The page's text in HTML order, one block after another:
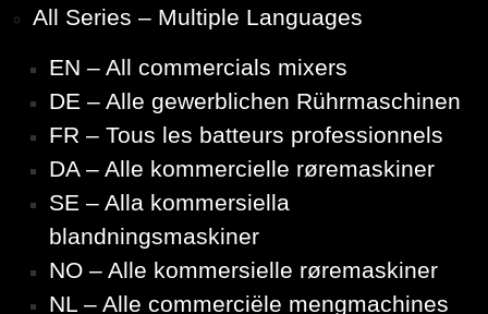
All Series – Multiple Languages
EN – All commercials mixers
DE – Alle gewerblichen Rührmaschinen
FR – Tous les batteurs professionnels
DA – Alle kommercielle røremaskiner
SE – Alla kommersiella
blandningsmaskiner
NO – Alle kommersielle røremaskiner
NL – Alle commerciële mengmachines